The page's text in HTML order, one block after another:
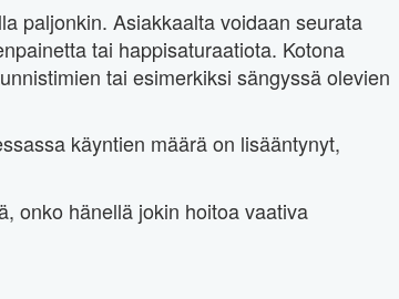
paljonkin. Asiakkaalta voidaan seurata
tai happisaturaatiota. Kotona
tai esimerkiksi sängyssä olevien
käyntien määrä on lisääntynyt,
onko hänellä jokin hoitoa vaativa